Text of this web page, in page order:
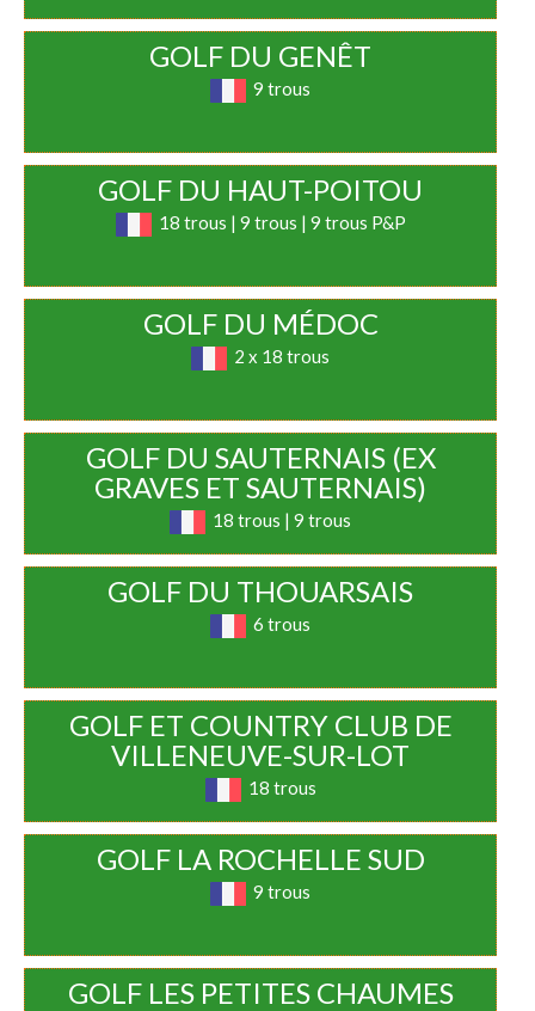
GOLF DU GENÊT
9 trous
GOLF DU HAUT-POITOU
18 trous | 9 trous | 9 trous P&P
GOLF DU MÉDOC
2 x 18 trous
GOLF DU SAUTERNAIS (EX
GRAVES ET SAUTERNAIS)
18 trous | 9 trous
GOLF DU THOUARSAIS
6 trous
GOLF ET COUNTRY CLUB DE
VILLENEUVE-SUR-LOT
18 trous
GOLF LA ROCHELLE SUD
9 trous
GOLF LES PETITES CHAUMES